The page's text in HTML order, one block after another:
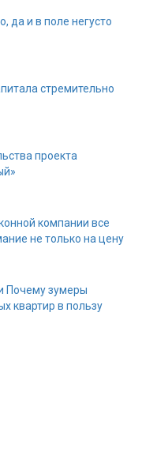
да и в поле негусто
стремительно
проекта
компании все
не только на цену
Почему зумеры
квартир в пользу